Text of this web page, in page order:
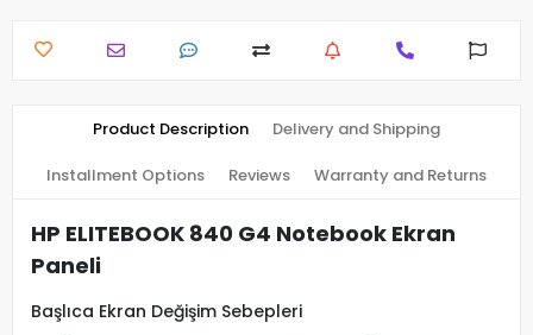
Product Description Delivery and Shipping
Installment Options Reviews Warranty and Returns
HP ELITEBOOK 840 G4 Notebook Ekran
Paneli
Başlıca Ekran Değişim Sebepleri